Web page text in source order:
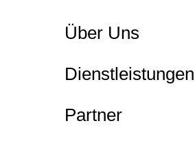
Über Uns
Dienstleistungen
Partner